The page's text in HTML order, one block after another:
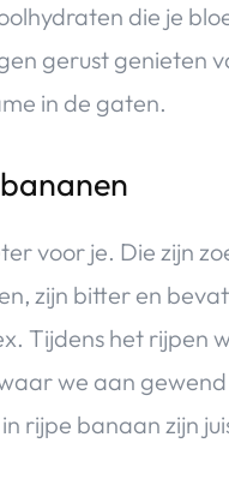
die je
gerust genieten
in de gaten.
voor je. Die zijn
zijn bitter en
Tijdens het rijpen
we aan
in rijpe banaan zijn